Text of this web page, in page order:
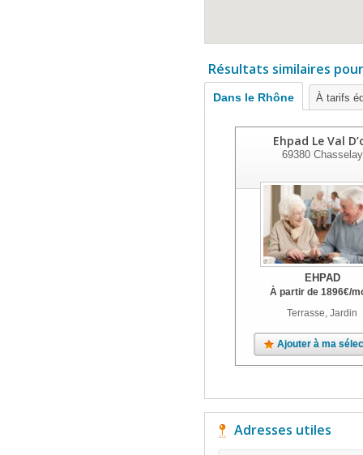
Résultats similaires
Dans le Rhône À tarifs
Ehpad Le Val
69380Chasselay
EHPAD
À partir de 1896€/
Terrasse, Jardin
Ajouter à ma
Adresses utiles